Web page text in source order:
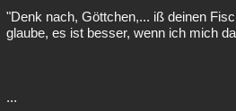
"Denk nach, Göttchen,... iß deinen
glaube, es ist besser, wenn ich mich
...